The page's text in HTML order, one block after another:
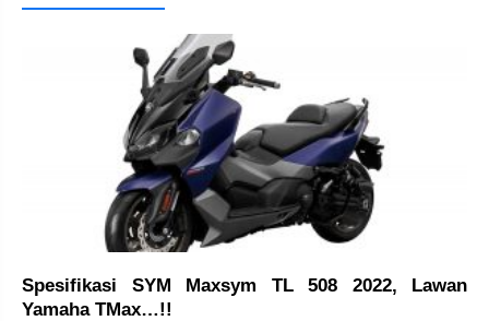
Spesifikasi SYM Maxsym TL 508 2022, Lawan
Yamaha TMax…!!